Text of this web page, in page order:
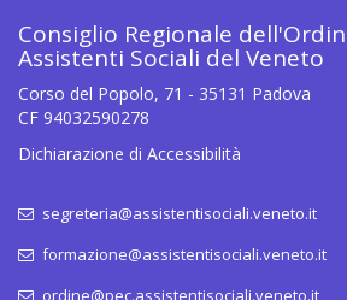
Consiglio Regionale
Assistenti Sociali del Veneto
Corso del Popolo, 71 - 35131 Padova
CF 94032590278
Dichiarazione di Accessibilità
segreteria@assistentisociali.veneto.it
formazione@assistentisociali.veneto.it
ordine@pec.assistentisociali.veneto.it